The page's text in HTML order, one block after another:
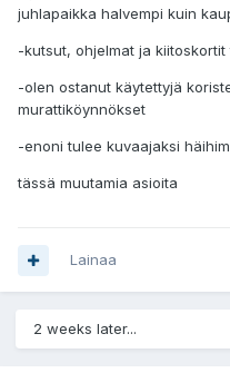
juhlapaikka halvempi kuin
-kutsut, ohjelmat ja kiitoskortit
-olen ostanut käytettyjä
murattiköynnökset
-enoni tulee kuvaajaksi
tässä muutamia asioita
Lainaa
2 weeks later...